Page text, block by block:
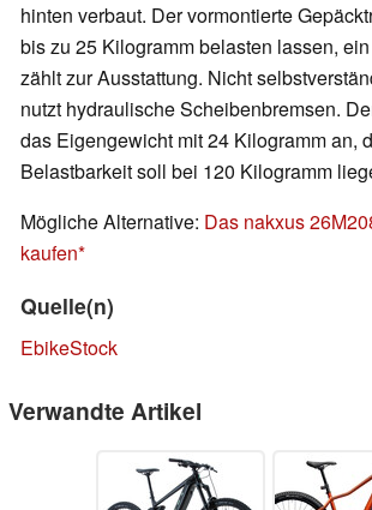
hinten verbaut. Der vormontierte
bis zu 25 Kilogramm belasten lassen,
zählt zur Ausstattung. Nicht
nutzt hydraulische Scheibenbremsen.
das Eigengewicht mit 24 Kilogramm an,
Belastbarkeit soll bei 120 Kilogramm
Mögliche Alternative: Das nakxus
kaufen
Quelle(n)
EbikeStock
Verwandte Artikel